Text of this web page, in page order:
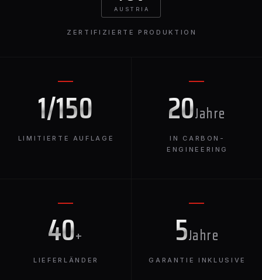
1/150
LIMITIERTE AUFLAGE
20Jahre
IN CARBON-
ENGINEERING
AUSTRIA
ZERTIFIZIERTE PRODUKTION
40+
LIEFERLÄNDER
5Jahre
GARANTIE INKLUSIVE